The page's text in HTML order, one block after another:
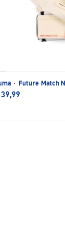
· Future Match